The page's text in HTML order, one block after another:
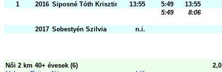
1 2016 Siposné Tóth Krisztina 13:55 5:49
13:55
5:49
8:06
2017 Sebestyén Szilvia n.i.
Női 2 km 40+ évesek (6)